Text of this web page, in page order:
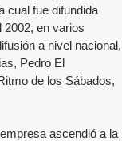
cual fue difundida
2002, en varios
a nivel nacional,
Pedro El
de los Sábados,
ascendió a la